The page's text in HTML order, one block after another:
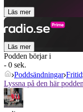
Läs mer
Läs mer
Podden börjar i
- 0 sek.
Poddsändningar Fritid
Lyssna på den här